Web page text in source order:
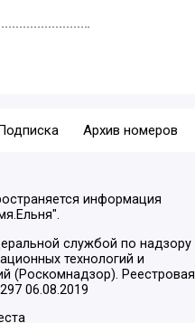
Архив номеров
информация
службой по надзору
технологий и
(Роскомнадзор). Реестровая
06.08.2019